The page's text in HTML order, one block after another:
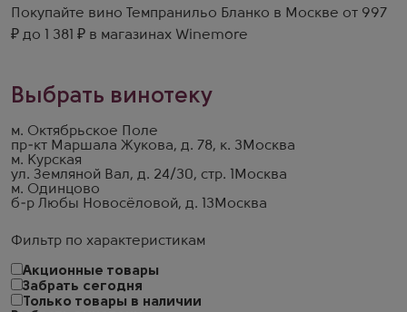
Фильтр по характеристикам
Акционные товары
Забрать сегодня
Только товары в наличии
Покупайте вино Темпранильо Бланко в Москве от 997
₽ до 1 381 ₽ в магазинах Winemore
Выбрать винотеку
м. Октябрьское Поле
пр-кт Маршала Жукова, д. 78, к. 3 Москва
м. Курская
ул. Земляной Вал, д. 24/30, стр. 1
Москва
м. Одинцово
б-р Любы Новосёловой, д. 13 Москва